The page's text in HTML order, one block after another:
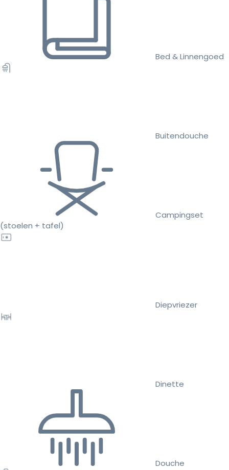
Bed & Linnengoed
Buitendouche
Campingset
(stoelen + tafel)
Diepvriezer
Dinette
Douche